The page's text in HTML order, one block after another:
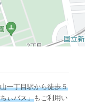
一丁目駅から徒歩５
ぃバス」もご利用い